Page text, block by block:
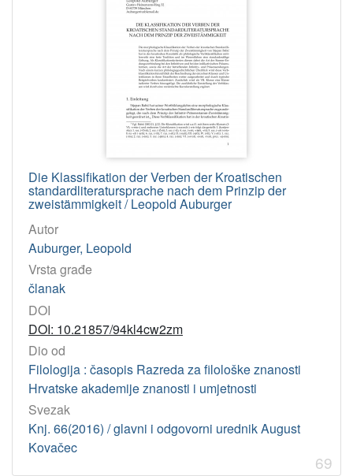
Die Klassifikation der Verben der Kroatischen
standardliteratursprache nach dem Prinzip der
zweistämmigkeit / Leopold Auburger
Autor
Auburger, Leopold
Vrsta građe
članak
DOI
DOI: 10.21857/94kl4cw2zm
Dio od
Filologija : časopis Razreda za filološke znanosti
Hrvatske akademije znanosti i umjetnosti
Svezak
Knj. 66(2016) / glavni i odgovorni urednik August
Kovačec
69